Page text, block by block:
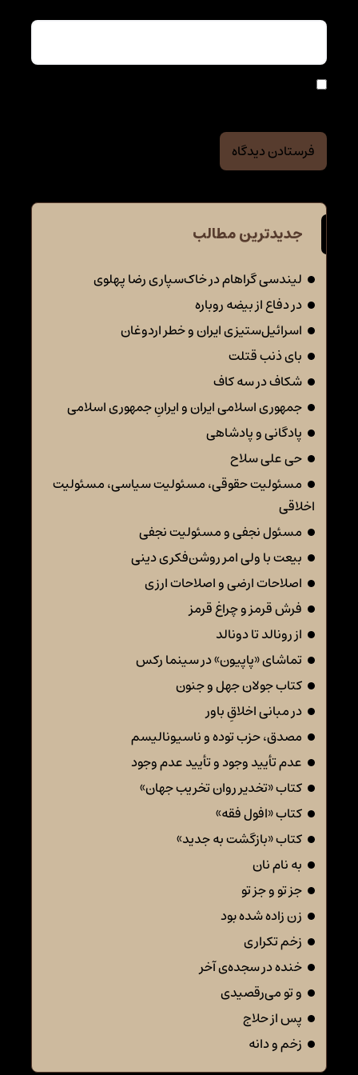
جدیدترین مطالب
لیندسی گراهام در خاک‌سپاری رضا پهلوی
در دفاع از بیضه روباره
اسرائیل‌ستیزی ایران و خطر اردوغان
بای ذنب قتلت
شکاف در سه کاف
جمهوری اسلامی ایران و ایرانِ جمهوری اسلامی
پادگانی و پادشاهی
حی علی سلاح
مسئولیت حقوقی، مسئولیت سیاسی، مسئولیت
اخلاقی
مسئول نجفی و مسئولیت نجفی
بیعت با ولی امر روشن‌فکری دینی
اصلاحات ارضی و اصلاحات ارزی
فرش قرمز و چراغ قرمز
از رونالد تا دونالد
تماشای «پاپیون» در سینما رکس
کتاب جولان جهل و جنون
در مبانی اخلاقِ باور
مصدق، حزب توده و ناسیونالیسم
عدم تأیید وجود و تأیید عدم وجود
کتاب «تخدیر روان تخریب جهان»
کتاب «افول فقه»
کتاب «بازگشت به جدید»
به نام نان
جز تو و جز تو
زن زاده شده بود
زخم تکراری
خنده در سجده‌ی آخر
و تو می‌رقصیدی
پس از حلاج
زخم و دانه